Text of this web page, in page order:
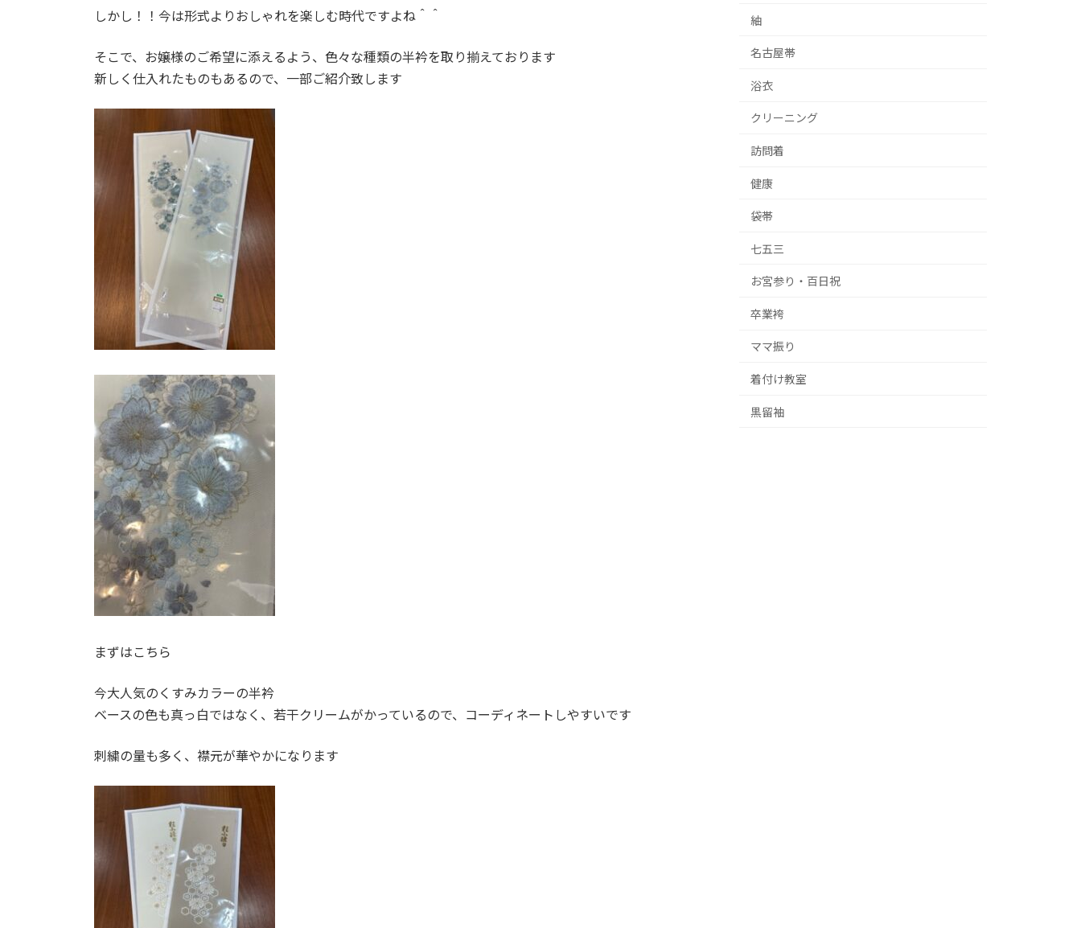
しかし！！今は形式よりおしゃれを楽しむ時代ですよね＾＾
そこで、お嬢様のご希望に添えるよう、色々な種類の半衿を取り揃えております
新しく仕入れたものもあるので、一部ご紹介致します
まずはこちら
今大人気のくすみカラーの半衿
ベースの色も真っ白ではなく、若干クリームがかっているので、コーディネートしやすいです
刺繍の量も多く、襟元が華やかになります
紬
名古屋帯
浴衣
クリーニング
訪問着
健康
袋帯
七五三
お宮参り・百日祝
卒業袴
ママ振り
着付け教室
黒留袖